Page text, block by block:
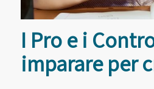
I Pro e i
imparare per